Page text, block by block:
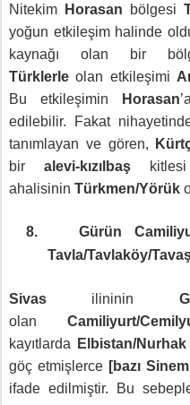
Nitekim
Horasan bölgesi
yoğun etkileşim halinde
kaynağı olan bir
Türklerle olan etkileşimi
Bu etkileşimin
Horasan
edilebilir. Fakat
tanımlayan ve gören,
bir alevi-kızılbaş kitlesi
ahalisinin Türkmen/Yörük
8.
Gürün
Tavla/Tavlaköy/
Sivas ilininin
olan Camiliyurt/
kayıtlarda Elbistan/Nurhak
göç etmişlerce [bazı
ifade edilmiştir. Bu